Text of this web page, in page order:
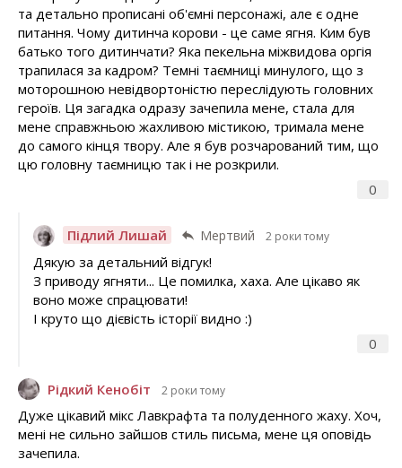
0
та детально прописані об'ємні персонажі, але є одне
питання. Чому дитинча корови - це саме ягня. Ким був
батько того дитинчати? Яка пекельна міжвидова оргія
трапилася за кадром? Темні таємниці минулого, що з
моторошною невідвортоністю переслідують головних
героїв. Ця загадка одразу зачепила мене, стала для
мене справжньою жахливою містикою, тримала мене
до самого кінця твору. Але я був розчарований тим, що
цю головну таємницю так і не розкрили.
Підлий Лишай Мертвий 2 роки тому
0
Дякую за детальний відгук!
З приводу ягняти... Це помилка, хаха. Але цікаво як
воно може спрацювати!
І круто що дієвість історії видно :)
Рідкий Кенобіт 2 роки тому
Дуже цікавий мікс Лавкрафта та полуденного жаху. Хоч,
мені не сильно зайшов стиль письма, мене ця оповідь
зачепила.